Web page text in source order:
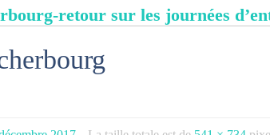
retour sur les journées